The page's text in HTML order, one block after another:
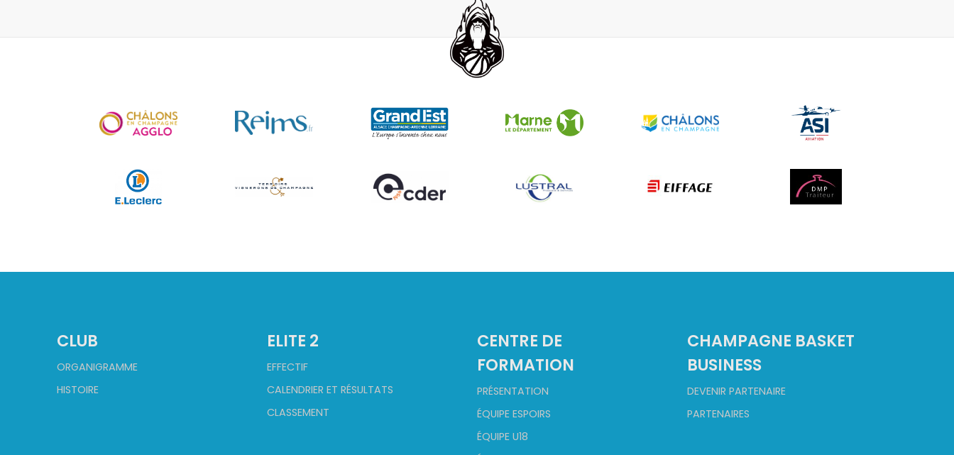
CLUB
ORGANIGRAMME
HISTOIRE
ELITE 2
EFFECTIF
CALENDRIER ET RÉSULTATS
CLASSEMENT
CENTRE DE
FORMATION
PRÉSENTATION
ÉQUIPE ESPOIRS
ÉQUIPE U18
CHAMPAGNE BASKET
BUSINESS
DEVENIR PARTENAIRE
PARTENAIRES